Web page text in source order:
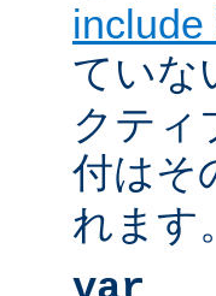
include
ていな
クティ
付はそ
れます